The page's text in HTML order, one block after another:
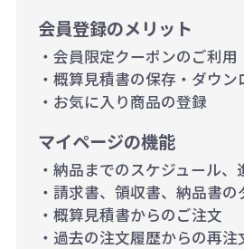
1,000個以上：28
り）
会員登録のメリット
・会員限定クーポンのご利用
・概算見積書の保存・ダウン
・お気に入り商品の登録
マイページの機能
・納品までのスケジュール
・請求書、領収書、納品書の
・概算見積書からのご注文
・過去の注文履歴からの再注